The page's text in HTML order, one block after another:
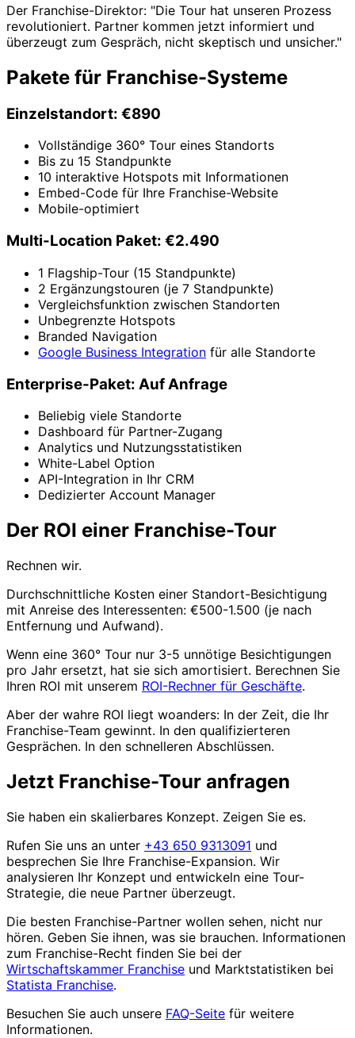
Der Franchise-Direktor: "Die Tour hat unseren Prozess
revolutioniert. Partner kommen jetzt informiert und
überzeugt zum Gespräch, nicht skeptisch und unsicher."
Pakete für Franchise-Systeme
Einzelstandort: €890
Vollständige 360° Tour eines Standorts
Bis zu 15 Standpunkte
10 interaktive Hotspots mit Informationen
Embed-Code für Ihre Franchise-Website
Mobile-optimiert
Multi-Location Paket: €2.490
1 Flagship-Tour (15 Standpunkte)
2 Ergänzungstouren (je 7 Standpunkte)
Vergleichsfunktion zwischen Standorten
Unbegrenzte Hotspots
Branded Navigation
Google Business Integration für alle Standorte
Enterprise-Paket: Auf Anfrage
Beliebig viele Standorte
Dashboard für Partner-Zugang
Analytics und Nutzungsstatistiken
White-Label Option
API-Integration in Ihr CRM
Dedizierter Account Manager
Der ROI einer Franchise-Tour
Rechnen wir.
Durchschnittliche Kosten einer Standort-Besichtigung
mit Anreise des Interessenten: €500-1.500 (je nach
Entfernung und Aufwand).
Wenn eine 360° Tour nur 3-5 unnötige Besichtigungen
pro Jahr ersetzt, hat sie sich amortisiert. Berechnen Sie
Ihren ROI mit unserem ROI-Rechner für Geschäfte.
Aber der wahre ROI liegt woanders: In der Zeit, die Ihr
Franchise-Team gewinnt. In den qualifizierteren
Gesprächen. In den schnelleren Abschlüssen.
Jetzt Franchise-Tour anfragen
Sie haben ein skalierbares Konzept. Zeigen Sie es.
Rufen Sie uns an unter +43 650 9313091 und
besprechen Sie Ihre Franchise-Expansion. Wir
analysieren Ihr Konzept und entwickeln eine Tour-
Strategie, die neue Partner überzeugt.
Die besten Franchise-Partner wollen sehen, nicht nur
hören. Geben Sie ihnen, was sie brauchen. Informationen
zum Franchise-Recht finden Sie bei der
Wirtschaftskammer Franchise und Marktstatistiken bei
Statista Franchise.
Besuchen Sie auch unsere FAQ-Seite für weitere
Informationen.